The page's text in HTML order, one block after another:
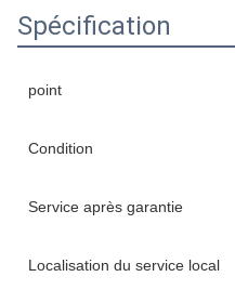
Spécification
point
Condition
Service après garantie
Localisation du service local